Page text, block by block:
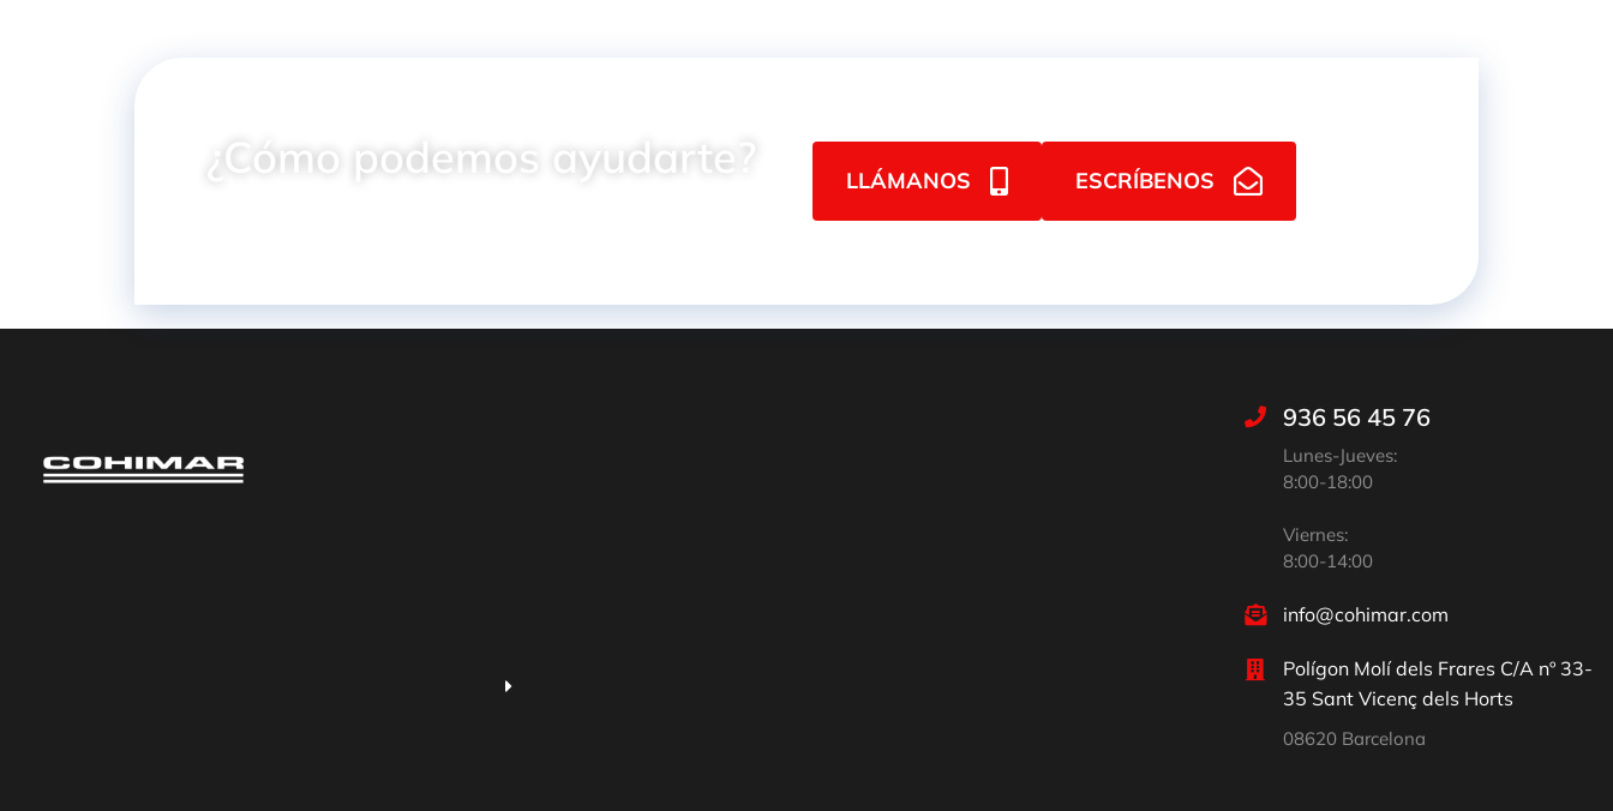
¿Cómo podemos ayudarte? LLÁMANOS ESCRÍBENOS
936 56 45 76
Lunes-Jueves:
8:00-18:00
Viernes:
8:00-14:00
info@cohimar.com
Polígon Molí dels Frares C/A nº 33-
35 Sant Vicenç dels Horts
08620 Barcelona